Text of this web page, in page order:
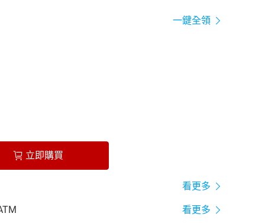
一鍵全領
立即購買
看更多
看更多